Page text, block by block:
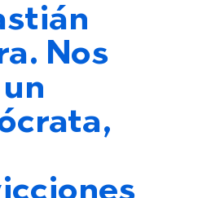
Nos